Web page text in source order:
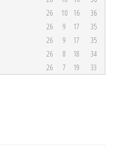
26 10 16
36
26 9 17
35
26 9 17
35
26 8 18
34
26 7 19 33